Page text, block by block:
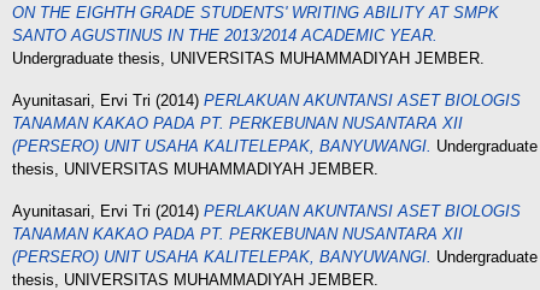
ON THE EIGHTH GRADE STUDENTS' WRITING ABILITY AT SMPK
SANTO AGUSTINUS IN THE 2013/2014 ACADEMIC YEAR.
Undergraduate thesis, UNIVERSITAS MUHAMMADIYAH JEMBER.
Ayunitasari, Ervi Tri (2014) PERLAKUAN AKUNTANSI ASET BIOLOGIS
TANAMAN KAKAO PADA PT. PERKEBUNAN NUSANTARA XII
(PERSERO) UNIT USAHА KALITELEPAK, BANYUWANGI. Undergraduate
thesis, UNIVERSITAS MUHAMMADIYAH JEMBER.
Ayunitasari, Ervi Tri (2014) PERLAKUAN AKUNTANSI ASET BIOLOGIS
TANAMAN KAKAO PADA PT. PERKEBUNAN NUSANTARA XII
(PERSERO) UNIT USAHА KALITELEPAK, BANYUWANGI. Undergraduate
thesis, UNIVERSITAS MUHAMMADIYAH JEMBER.